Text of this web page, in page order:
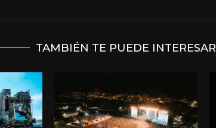
TAMBIÉN TE PUEDE INTERESAR